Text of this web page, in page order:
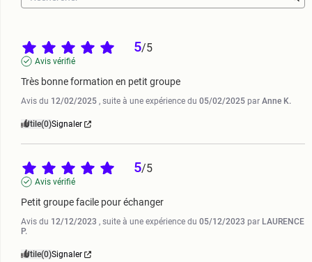
5/5
Avis vérifié
Très bonne formation en petit groupe
Avis du 12/02/2025 , suite à une expérience du 05/02/2025 par Anne K.
Utile(0)Signaler
5/5
Avis vérifié
Petit groupe facile pour échanger
Avis du 12/12/2023 , suite à une expérience du 05/12/2023 par LAURENCE
P.
Utile(0)Signaler